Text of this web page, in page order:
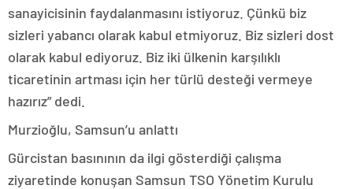
sanayicisinin faydalanmasını istiyoruz. Çünkü biz
sizleri yabancı olarak kabul etmiyoruz. Biz sizleri dost
olarak kabul ediyoruz. Biz iki ülkenin karşılıklı
ticaretinin artması için her türlü desteği vermeye
hazırız” dedi.
Murzioğlu, Samsun’u anlattı
Gürcistan basınının da ilgi gösterdiği çalışma
ziyaretinde konuşan Samsun TSO Yönetim Kurulu